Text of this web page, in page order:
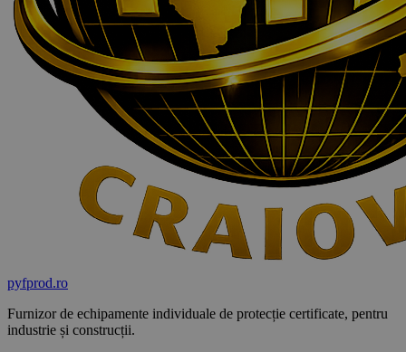
pyfprod.ro
Furnizor de echipamente individuale de protecție certificate, pentru
industrie și construcții.